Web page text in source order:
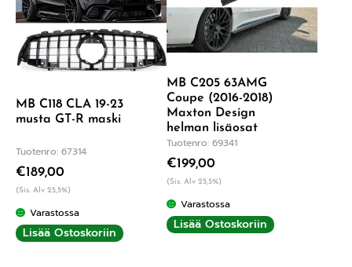
MB C118 CLA 19-23
musta GT-R maski
Tuotenro: 67314
€189,00
(Sis. Alv 25,5%)
Varastossa
Lisää Ostoskoriin
MB C205 63AMG
Coupe (2016-2018)
Maxton Design
helman lisäosat
Tuotenro: 69341
€199,00
(Sis. Alv 25,5%)
Varastossa
Lisää Ostoskoriin